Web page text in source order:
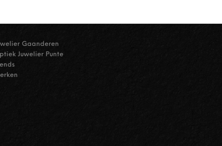
Gaanderen
Juwelier Punte